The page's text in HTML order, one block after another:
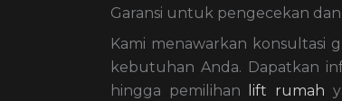
Garansi untuk pengecekan
Kami menawarkan konsultasi
kebutuhan Anda. Dapatkan
hingga pemilihan
lift rumah